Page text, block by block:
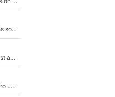
Incendies en Gironde - Nelson Monfort est attaqué après son dérapage sur CNews : «Et lui, il prend combien pour parler dans un studio climatisé?»
Ferran Torres a pris sa décision : Son transfert au PSG est annoncé en Espagne !
Suzuki recruté, Chevalier veut se battre, Safonov numéro un… Le PSG se lance encore dans un gros chantier pour le poste de gardien de but